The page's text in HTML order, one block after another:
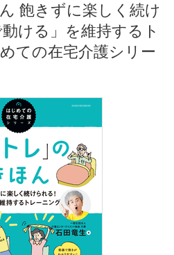
飽きずに楽しく続け
ける」を維持するト
ての在宅介護シリー